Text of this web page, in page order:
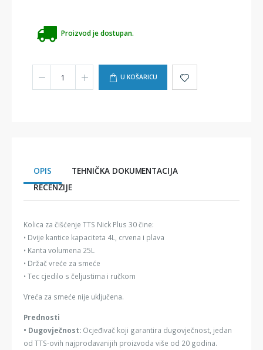
Proizvod je dostupan.
U KOŠARICU
OPIS
TEHNIČKA DOKUMENTACIJA
RECENZIJE
Kolica za čišćenje TTS Nick Plus 30 čine:
• Dvije kantice kapaciteta 4L, crvena i plava
• Kanta volumena 25L
• Držač vreće za smeće
• Tec cjedilo s čeljustima i ručkom
Vreća za smeće nije uključena.
Prednosti
• Dugovječnost: Ocjeđivač koji garantira dugovječnost, jedan
od TTS-ovih najprodavanijih proizvoda više od 20 godina.